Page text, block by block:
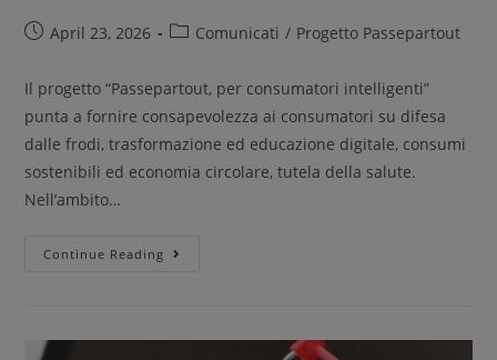
April 23, 2026 Comunicati / Progetto Passepartout
Il progetto “Passepartout, per consumatori intelligenti”
punta a fornire consapevolezza ai consumatori su difesa
dalle frodi, trasformazione ed educazione digitale, consumi
sostenibili ed economia circolare, tutela della salute.
Nell’ambito…
Continue Reading